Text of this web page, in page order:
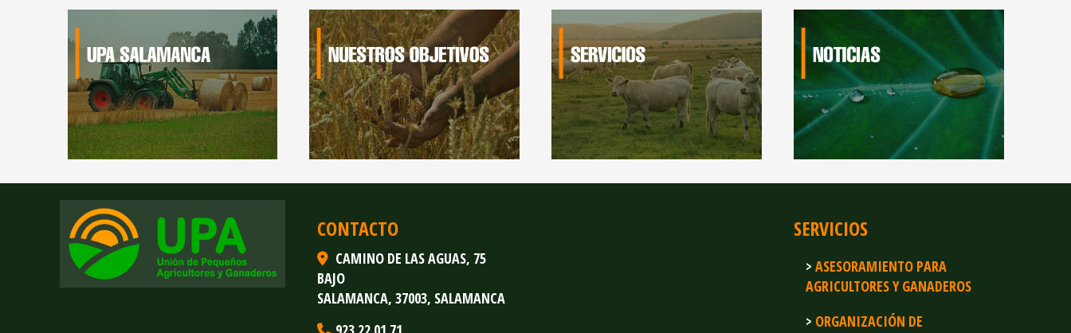
CONTACTO
CAMINO DE LAS AGUAS, 75
BAJO
SALAMANCA,37003, SALAMANCA
SERVICIOS
ASESORAMIENTO PARA
AGRICULTORES Y GANADEROS
ORGANIZACIÓN DE